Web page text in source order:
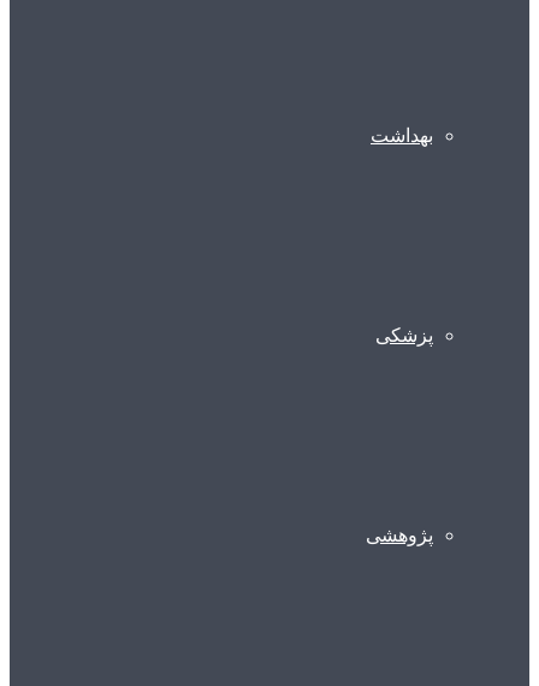
بهداشت
پزشکی
پژوهشی